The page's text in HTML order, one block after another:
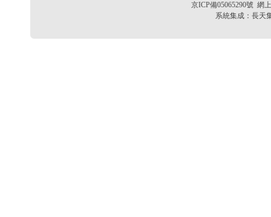
京ICP備05065290號 網
系統集成： 長天